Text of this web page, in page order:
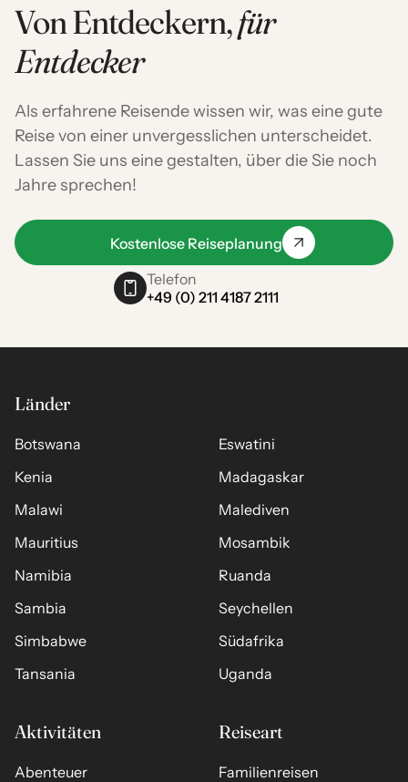
Von Entdeckern,für
Entdecker
Als erfahrene Reisende wissen wir, was eine gute
Reise von einer unvergesslichen unterscheidet.
Lassen Sie uns eine gestalten, über die Sie noch
Jahre sprechen!
Kostenlose Reiseplanung
Telefon
+49 (0) 211 4187 2111
Länder
Botswana
Eswatini
Kenia
Madagaskar
Malawi
Malediven
Mauritius
Mosambik
Namibia
Ruanda
Sambia
Seychellen
Simbabwe
Südafrika
Tansania
Uganda
Aktivitäten
Abenteuer
Reiseart
Familienreisen